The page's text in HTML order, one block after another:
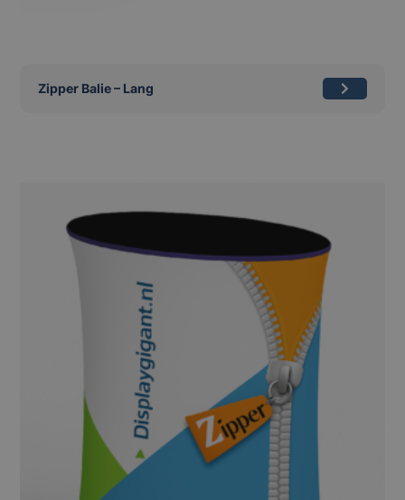
Zipper Balie – Lang